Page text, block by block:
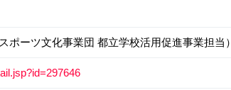
ポーツ文化事業団 都立学校活用促進事業担当）